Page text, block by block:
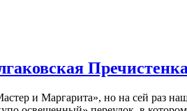
и Маргарита», но на сей раз